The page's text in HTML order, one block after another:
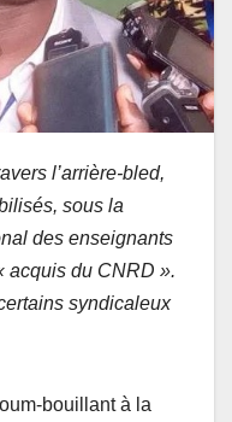
l’arrière-bled,
sous la
des enseignants
acquis du CNRD ».
syndicaleux
bouillant à la